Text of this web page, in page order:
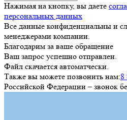
Нажимая на кнопку, вы даете
персональных данных
Все данные конфиденциальны и
менеджерами компании.
Благодарим за ваше обращение
Ваш запрос успешно отправлен.
Файл скачается автоматчески.
Также вы можете позвонить нам:8
Российской Федерации – звонок